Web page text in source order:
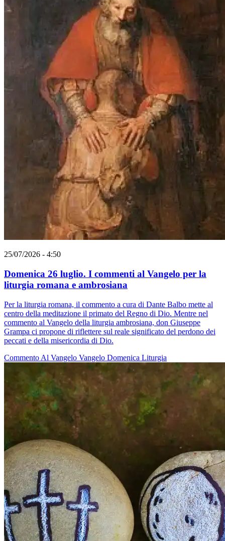
25/07/2026 - 4:50
Domenica 26 luglio. I commenti al Vangelo per la
liturgia romana e ambrosiana
Per la liturgia romana, il commento a cura di Dante Balbo mette al
centro della meditazione il primato del Regno di Dio. Mentre nel
commento al Vangelo della liturgia ambrosiana, don Giuseppe
Grampa ci propone di riflettere sul reale significato del perdono dei
peccati e della misericordia di Dio.
Commento Al Vangelo Vangelo Domenica Liturgia